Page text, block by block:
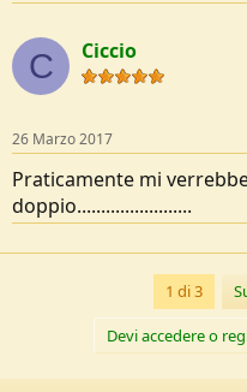
C Ciccio
26 Marzo 2017
Praticamente mi
doppio........................
1 di 3
Devi accedere o